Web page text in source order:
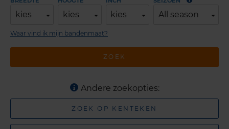
Waar vind ik mijn bandenmaat?
kies kies kies All season
ZOEK
Andere zoekopties:
ZOEK OP KENTEKEN